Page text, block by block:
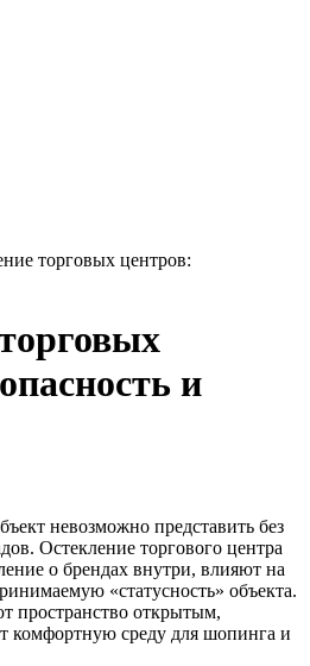
торговых центров:
и
невозможно представить без
Остекление торгового центра
о брендах внутри, влияют на
«статусность» объекта.
пространство открытым,
комфортную среду для шопинга и